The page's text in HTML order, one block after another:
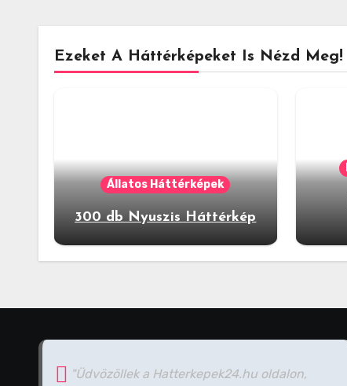
Ezeket A Háttérképeket Is Nézd Meg!
Állatos Háttérképek
300 db Nyuszis Háttérkép
"Üdvözöllek a Hatterkepek24.hu oldalon,